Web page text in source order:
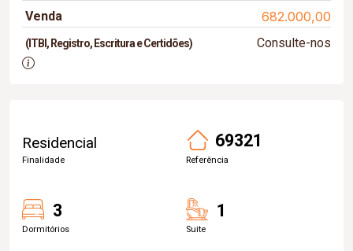
Venda 682.000,00
(ITBI, Registro, Escritura e Certidões) Consulte-nos
Residencial
Finalidade
69321
Referência
3
Dormitórios
1
Suite